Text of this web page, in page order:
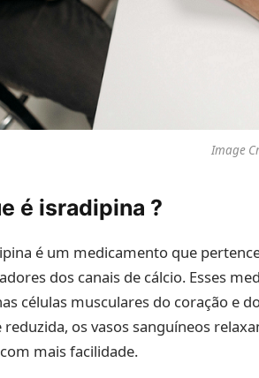
Image
é isradipina ?
é um medicamento que
dos canais de cálcio. Esses
células musculares do coração e
reduzida, os vasos sanguíneos
mais facilidade.